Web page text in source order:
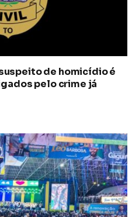
de homicídio é
pelo crime já